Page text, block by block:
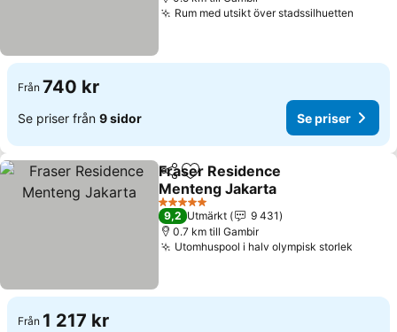
Rum med utsikt över stadssilhuetten
Från 740 kr
Se priser från 9 sidor Se priser
Dela Lägg till i Mina Favoriter
Fraser Residence
Menteng Jakarta
Se priser
5 Stjärnor
9,2 Utmärkt
9 431
0.7 km till Gambir
Utomhuspool i halv olympisk storlek
Från 1 217 kr